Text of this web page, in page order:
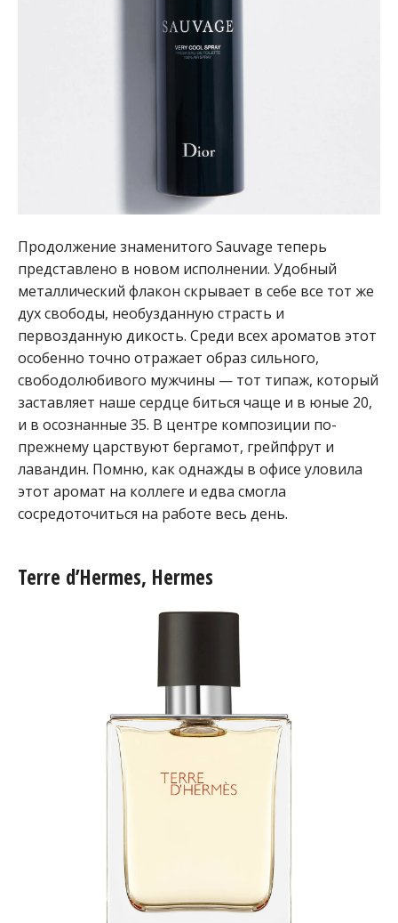
Продолжение знаменитого Sauvage теперь
представлено в новом исполнении. Удобный
металлический флакон скрывает в себе все тот же
дух свободы, необузданную страсть и
первозданную дикость. Среди всех ароматов этот
особенно точно отражает образ сильного,
свободолюбивого мужчины — тот типаж, который
заставляет наше сердце биться чаще и в юные 20,
и в осознанные 35. В центре композиции по-
прежнему царствуют бергамот, грейпфрут и
лавандин. Помню, как однажды в офисе уловила
этот аромат на коллеге и едва смогла
сосредоточиться на работе весь день.
Terre d’Hermes, Hermes